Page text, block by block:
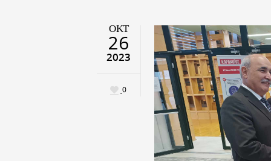
ΟΚΤ
26
2023
0